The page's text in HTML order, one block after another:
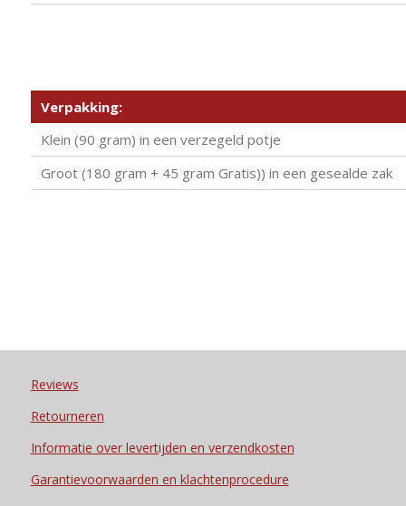
Verpakking:
Klein (90 gram) in een verzegeld potje
Groot (180 gram + 45 gram Gratis)) in een gesealde zak
Reviews
Retourneren
Informatie over levertijden en verzendkosten
Garantievoorwaarden en klachtenprocedure